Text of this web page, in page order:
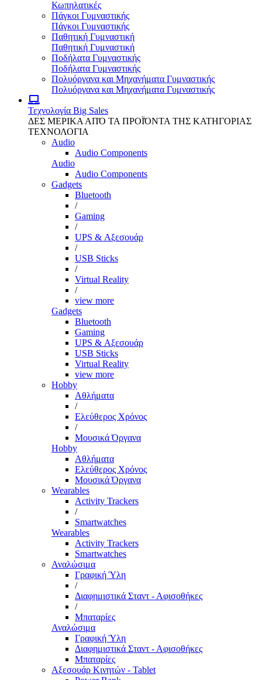
Κωπηλατικές
Πάγκοι Γυμναστικής
Πάγκοι Γυμναστικής
Παθητική Γυμναστική
Παθητική Γυμναστική
Ποδήλατα Γυμναστικής
Ποδήλατα Γυμναστικής
Πολυόργανα και Μηχανήματα Γυμναστικής
Πολυόργανα και Μηχανήματα Γυμναστικής
Τεχνολογία Big Sales
ΔΕΣ ΜΕΡΙΚΑ ΑΠΌ ΤΑ ΠΡΟΪΌΝΤΑ ΤΗΣ ΚΑΤΗΓΟΡΙΑΣ
ΤΕΧΝΟΛΟΓΙΑ
Audio
Audio Components
Audio
Audio Components
Gadgets
Bluetooth
/
Gaming
/
UPS & Αξεσουάρ
/
USB Sticks
/
Virtual Reality
/
view more
Gadgets
Bluetooth
Gaming
UPS & Αξεσουάρ
USB Sticks
Virtual Reality
view more
Hobby
Αθλήματα
/
Ελεύθερος Χρόνος
/
Μουσικά Όργανα
Hobby
Αθλήματα
Ελεύθερος Χρόνος
Μουσικά Όργανα
Wearables
Activity Trackers
/
Smartwatches
Wearables
Activity Trackers
Smartwatches
Αναλώσιμα
Γραφική Ύλη
/
Διαφημιστικά Σταντ - Αφισοθήκες
/
Μπαταρίες
Αναλώσιμα
Γραφική Ύλη
Διαφημιστικά Σταντ - Αφισοθήκες
Μπαταρίες
Αξεσουάρ Κινητών - Tablet